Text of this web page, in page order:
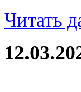
Читать